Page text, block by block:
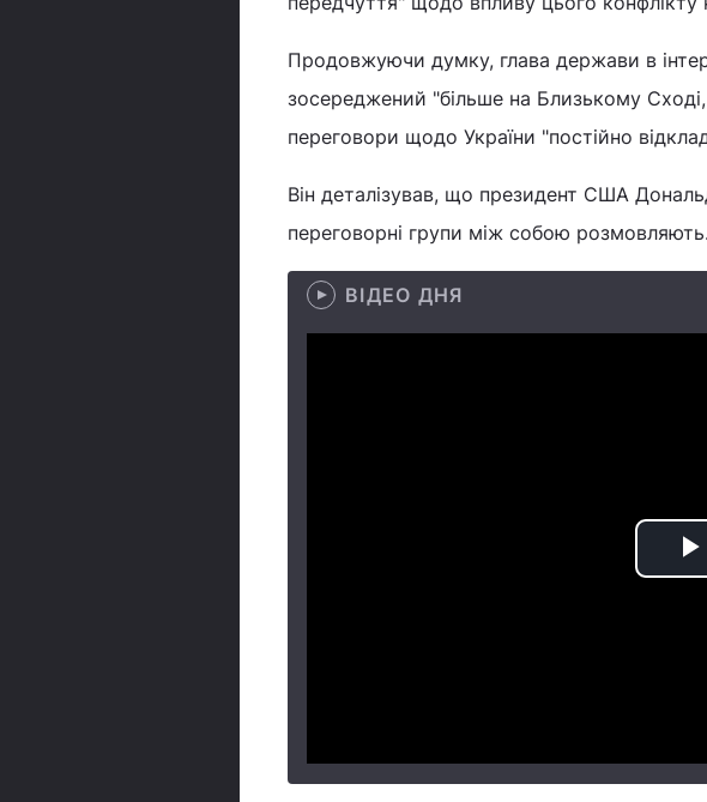
Продовжуючи думку, глава держави в
зосереджений "більше на Близькому
переговори щодо України "постійно
Він деталізував, що президент США
переговорні групи між собою розмовляють.
ВІДЕО ДНЯ